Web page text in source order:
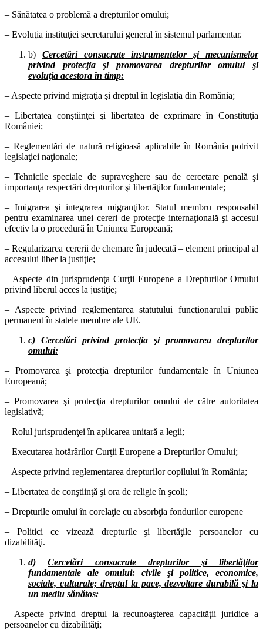
– Sănătatea o problemă a drepturilor omului;
– Evoluţia instituţiei secretarului general în sistemul parlamentar.
b) Cercetări consacrate instrumentelor şi mecanismelor
privind protecţia şi promovarea drepturilor omului şi
evoluţia acestora în timp:
– Aspecte privind migraţia şi dreptul în legislaţia din România;
– Libertatea conştiinţei şi libertatea de exprimare în Constituţia
României;
– Reglementări de natură religioasă aplicabile în România potrivit
legislaţiei naţionale;
– Tehnicile speciale de supraveghere sau de cercetare penală şi
importanţa respectări drepturilor şi libertăţilor fundamentale;
– Imigrarea şi integrarea migranţilor. Statul membru responsabil
pentru examinarea unei cereri de protecţie internaţională şi accesul
efectiv la o procedură în Uniunea Europeană;
– Regularizarea cererii de chemare în judecată – element principal al
accesului liber la justiţie;
– Aspecte din jurisprudenţa Curţii Europene a Drepturilor Omului
privind liberul acces la justiţie;
– Aspecte privind reglementarea statutului funcţionarului public
permanent în statele membre ale UE.
c) Cercetări privind protecţia şi promovarea drepturilor
omului:
– Promovarea şi protecţia drepturilor fundamentale în Uniunea
Europeană;
– Promovarea şi protecţia drepturilor omului de către autoritatea
legislativă;
– Rolul jurisprudenţei în aplicarea unitară a legii;
– Executarea hotărârilor Curţii Europene a Drepturilor Omului;
– Aspecte privind reglementarea drepturilor copilului în România;
– Libertatea de conştiinţă şi ora de religie în şcoli;
– Drepturile omului în corelaţie cu absorbţia fondurilor europene
– Politici ce vizează drepturile şi libertăţile persoanelor cu
dizabilităţi.
d)Cercetări consacrate drepturilor şi libertăţilor
fundamentale ale omului: civile şi politice, economice,
sociale, culturale; dreptul la pace, dezvoltare durabilă şi la
un mediu sănătos:
– Aspecte privind dreptul la recunoaşterea capacităţii juridice a
persoanelor cu dizabilităţi;